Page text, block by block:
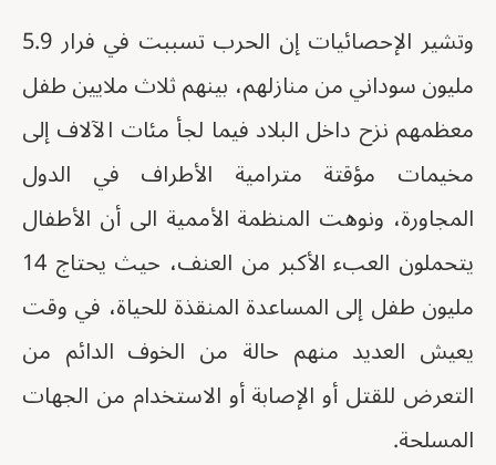
وتشير الإحصائيات إن الحرب تسببت في فرار 5.9
مليون سوداني من منازلهم، بينهم ثلاث ملايين طفل
معظمهم نزح داخل البلاد فيما لجأ مئات الآلاف إلى
مخيمات مؤقتة مترامية الأطراف في الدول
المجاورة، ونوهت المنظمة الأممية الى أن الأطفال
يتحملون العبء الأكبر من العنف، حيث يحتاج 14
مليون طفل إلى المساعدة المنقذة للحياة، في وقت
يعيش العديد منهم حالة من الخوف الدائم من
التعرض للقتل أو الإصابة أو الاستخدام من الجهات
المسلحة.